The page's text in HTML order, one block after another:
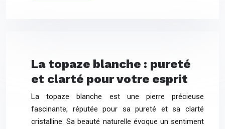
La topaze blanche : pureté
et clarté pour votre esprit
La topaze blanche est une pierre précieuse
fascinante, réputée pour sa pureté et sa clarté
cristalline. Sa beauté naturelle évoque un sentiment